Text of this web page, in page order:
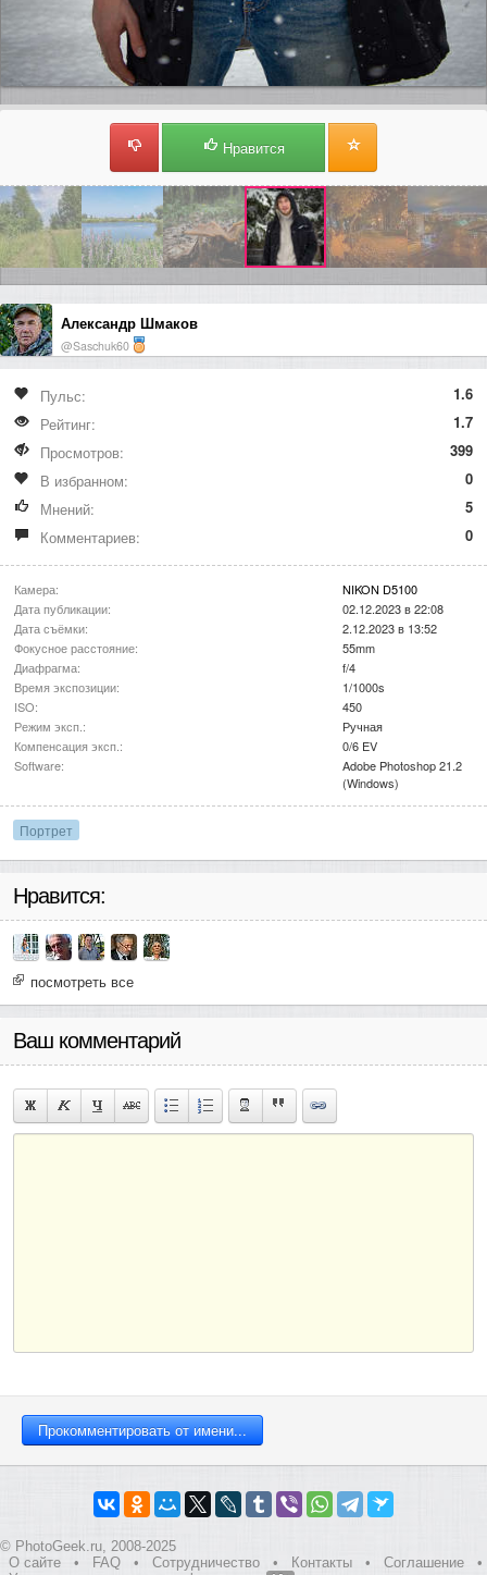
Нравится
Александр Шмаков
@Saschuk60
Пульс:
1.6
Рейтинг:
1.7
Просмотров:
399
В избранном:
0
Мнений:
5
Комментариев:
0
Камера:
NIKON D5100
Дата публикации:
02.12.2023 в 22:08
Дата съёмки:
2.12.2023 в 13:52
Фокусное расстояние:
55mm
Диафрагма:
f/4
Время экспозиции:
1/1000s
ISO:
450
Режим эксп.:
Ручная
Компенсация эксп.:
0/6 EV
Software:
Adobe Photoshop 21.2
(Windows)
Портрет
Нравится:
посмотреть все
Ваш комментарий
© PhotoGeek.ru, 2008-2025
О сайте
• FAQ • Сотрудничество • Контакты • Соглашение
•